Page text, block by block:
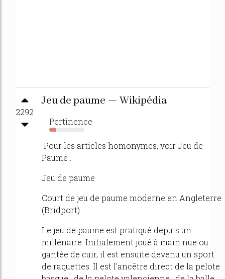
2292
Jeu de paume — Wikipédia
Pertinence
20%
Pour les articles homonymes, voir Jeu de
Paume .
Jeu de paume
Court de jeu de paume moderne en Angleterre
(Bridport)
Le jeu de paume est pratiqué depuis un
millénaire. Initialement joué à main nue ou
gantée de cuir, il est ensuite devenu un sport
de raquettes. Il est l'ancêtre direct de la pelote